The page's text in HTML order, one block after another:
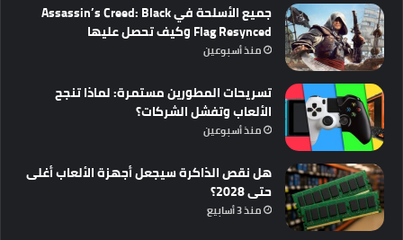
جميع الأسلحة في Assassin’s Creed: Black
Flag Resynced وكيف تحصل عليها
منذ أسبوعين
تسريحات المطورين مستمرة: لماذا تنجح
الألعاب وتفشل الشركات؟
منذ أسبوعين
هل نقص الذاكرة سيجعل أجهزة الألعاب أغلى
حتى 2028؟
منذ 3 أسابيع